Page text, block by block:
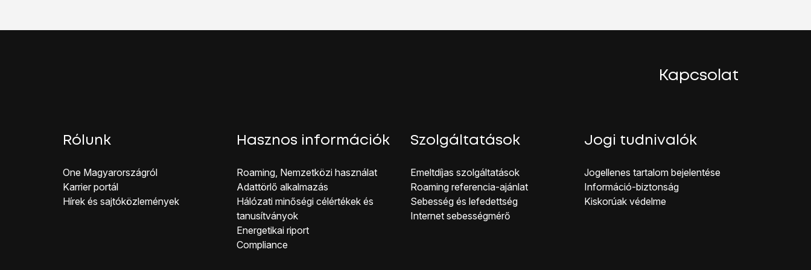
Kapcsolat
Rólunk
One Magyar országról
Karrier portál
Hírek és sajtóközlemények
Hasznos információk
Roaming, Nemzetközi használat
Adattörlő alkalmazás
Hálózati minőségi célérté kek és
tanusítványok
Energetikai riport
Co mpliance
Szolgáltatások
Emeltdíjas szolgáltatások
Roaming referencia-ajánlat
Sebesség és lefedettség
Internet sebességmérő
Jogi tudnivalók
Jogellenes ta rtalom bejelentése
Inf ormáció-biztonság
Kiskorúak véd elme